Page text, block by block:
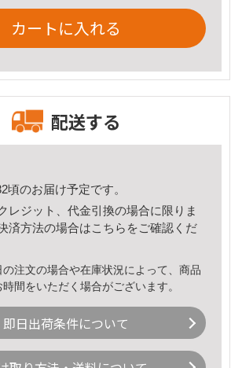
カートに入れる
配送する
頃のお届け予定です。
レジット、代金引換の場合に限りま
済方法の場合はこちら をご確認くだ
注文の場合や在庫状況によって、商品
間をいただく場合がございます。
即日出荷条件について